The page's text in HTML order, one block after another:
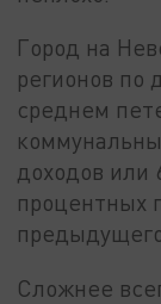
Город на
регионов по
среднем
доходов или
процентных
предыдущего
Сложнее